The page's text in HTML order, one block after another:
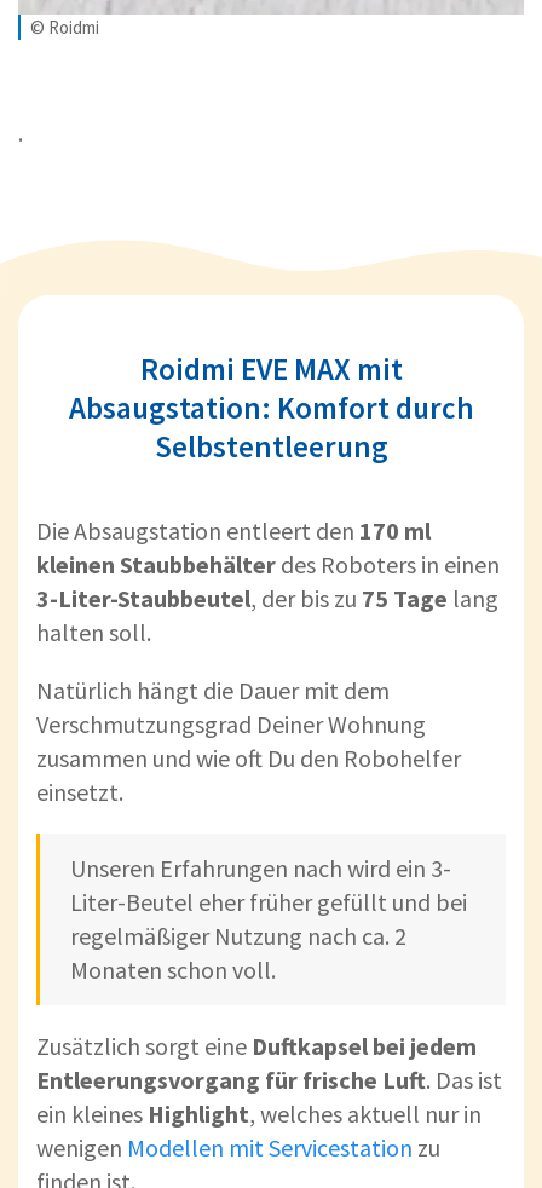
© Roidmi
.
Roidmi EVE MAX mit
Absaugstation: Komfort durch
Selbstentleerung
Die Absaugstation entleert den 170 ml
kleinen Staubbehälter des Roboters in einen
3-Liter-Staubbeutel, der bis zu 75 Tage lang
halten soll.
Natürlich hängt die Dauer mit dem
Verschmutzungsgrad Deiner Wohnung
zusammen und wie oft Du den Robohelfer
einsetzt.
Unseren Erfahrungen nach wird ein 3-
Liter-Beutel eher früher gefüllt und bei
regelmäßiger Nutzung nach ca. 2
Monaten schon voll.
Zusätzlich sorgt eine Duftkapsel bei jedem
Entleerungsvorgang für frische Luft. Das ist
ein kleines Highlight, welches aktuell nur in
wenigen Modellen mit Servicestation zu
finden ist.